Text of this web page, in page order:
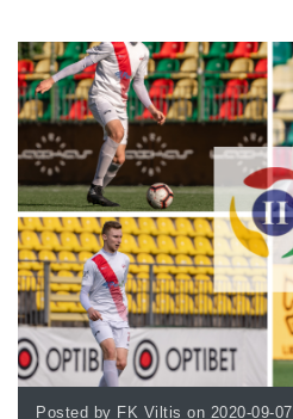
Posted by FK Viltis on 2020-09-07